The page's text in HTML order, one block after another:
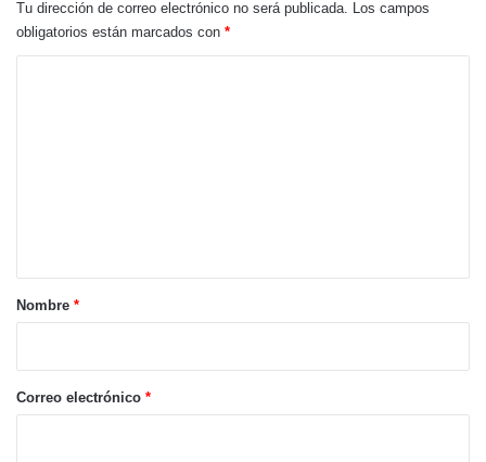
Tu dirección de correo electrónico no será publicada. Los campos
obligatorios están marcados con *
r
*
Nombre *
Correo electrónico *